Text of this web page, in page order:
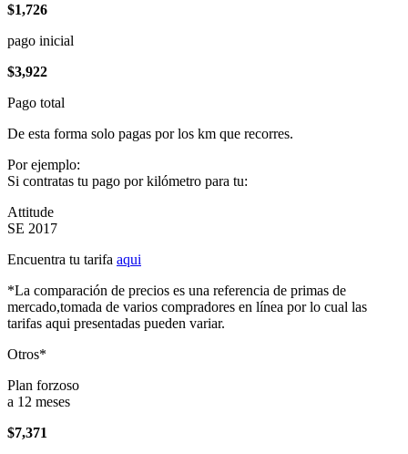
$1,726
pago inicial
$3,922
Pago total
De esta forma solo pagas por los km que recorres.
Por ejemplo:
Si contratas tu pago por kilómetro para tu:
Attitude
SE 2017
Encuentra tu tarifa aqui
*La comparación de precios es una referencia de primas de
mercado,tomada de varios compradores en línea por lo cual las
tarifas aqui presentadas pueden variar.
Otros*
Plan forzoso
a 12 meses
$7,371